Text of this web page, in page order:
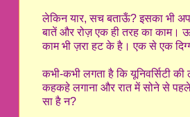
लेकिन यार, सच बताऊँ? इसका भी
बातें और रोज़ एक ही तरह का काम।
काम भी ज़रा हट के है। एक से एक
कभी-कभी लगता है कि यूनिवर्सिटी
कहकहे लगाना और रात में सोने से
सा है न?